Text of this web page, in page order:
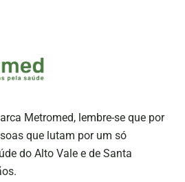
Metromed, lembre-se que por
que lutam por um só
do Alto Vale e de Santa